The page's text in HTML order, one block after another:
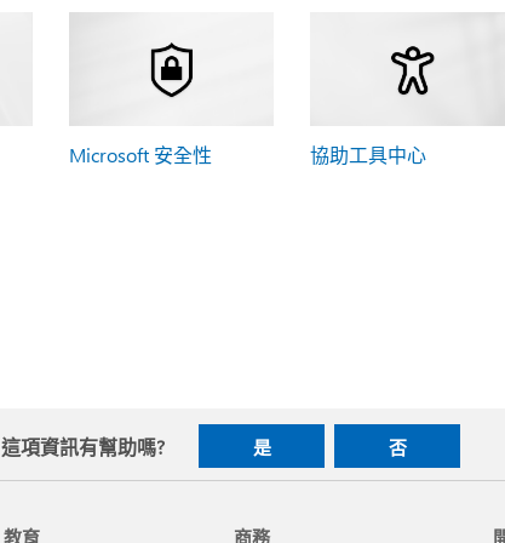
Microsoft 安全性 協助工具中心
這項資訊有幫助嗎? 是 否
教育 商務